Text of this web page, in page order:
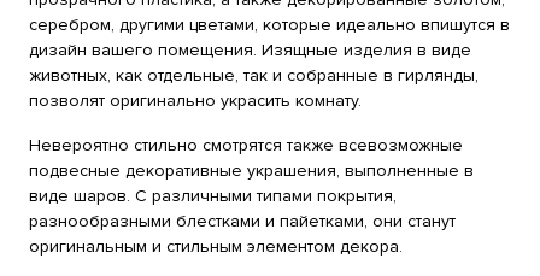
серебром, другими цветами, которые идеально впишутся в
дизайн вашего помещения. Изящные изделия в виде
животных, как отдельные, так и собранные в гирлянды,
позволят оригинально украсить комнату.
Невероятно стильно смотрятся также всевозможные
подвесные декоративные украшения, выполненные в
виде шаров. С различными типами покрытия,
разнообразными блестками и пайетками, они станут
оригинальным и стильным элементом декора.